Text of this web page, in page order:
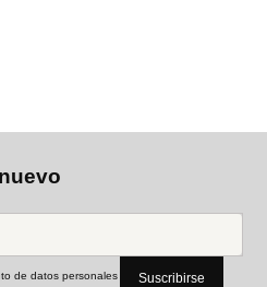
de datos personales Suscribirse